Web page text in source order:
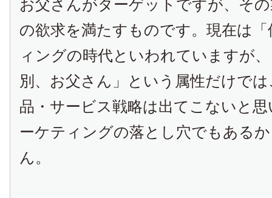
お父さんがターゲットですが、そ
の欲求を満たすものです。現在は
ィングの時代といわれていますが
別、お父さん」という属性だけで
品・サービス戦略は出てこないと
ーケティングの落とし穴でもある
ん。